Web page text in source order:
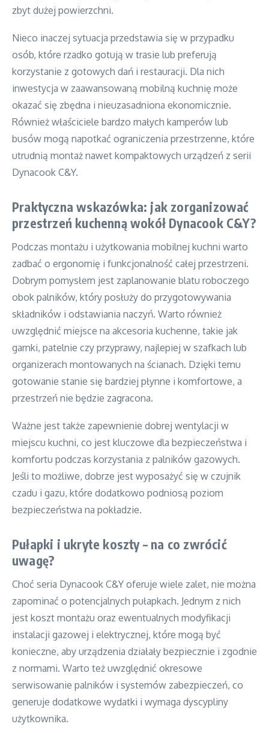
zbyt dużej powierzchni.
Nieco inaczej sytuacja przedstawia się w przypadku
osób, które rzadko gotują w trasie lub preferują
korzystanie z gotowych dań i restauracji. Dla nich
inwestycja w zaawansowaną mobilną kuchnię może
okazać się zbędna i nieuzasadniona ekonomicznie.
Również właściciele bardzo małych kamperów lub
busów mogą napotkać ograniczenia przestrzenne, które
utrudnią montaż nawet kompaktowych urządzeń z serii
Dynacook C&Y.
Praktyczna wskazówka: jak zorganizować
przestrzeń kuchenną wokół Dynacook C&Y?
Podczas montażu i użytkowania mobilnej kuchni warto
zadbać o ergonomię i funkcjonalność całej przestrzeni.
Dobrym pomysłem jest zaplanowanie blatu roboczego
obok palników, który posłuży do przygotowywania
składników i odstawiania naczyń. Warto również
uwzględnić miejsce na akcesoria kuchenne, takie jak
garnki, patelnie czy przyprawy, najlepiej w szafkach lub
organizerach montowanych na ścianach. Dzięki temu
gotowanie stanie się bardziej płynne i komfortowe, a
przestrzeń nie będzie zagracona.
Ważne jest także zapewnienie dobrej wentylacji w
miejscu kuchni, co jest kluczowe dla bezpieczeństwa i
komfortu podczas korzystania z palników gazowych.
Jeśli to możliwe, dobrze jest wyposażyć się w czujnik
czadu i gazu, które dodatkowo podniosą poziom
bezpieczeństwa na pokładzie.
Pułapki i ukryte koszty – na co zwrócić
uwagę?
Choć seria Dynacook C&Y oferuje wiele zalet, nie można
zapominać o potencjalnych pułapkach. Jednym z nich
jest koszt montażu oraz ewentualnych modyfikacji
instalacji gazowej i elektrycznej, które mogą być
konieczne, aby urządzenia działały bezpiecznie i zgodnie
z normami. Warto też uwzględnić okresowe
serwisowanie palników i systemów zabezpieczeń, co
generuje dodatkowe wydatki i wymaga dyscypliny
użytkownika.